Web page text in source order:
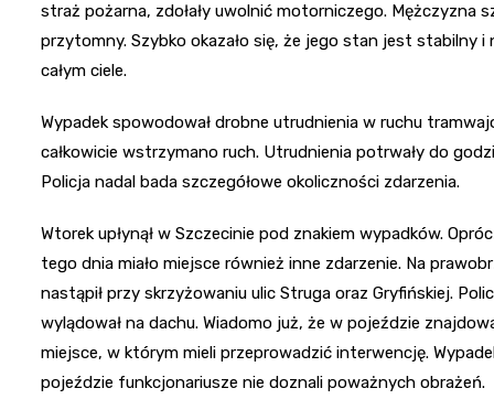
straż pożarna, zdołały uwolnić motorniczego. Mężczyzna
przytomny. Szybko okazało się, że jego stan jest stabilny i
całym ciele.
Wypadek spowodował drobne utrudnienia w ruchu
całkowicie wstrzymano ruch. Utrudnienia potrwały do
Policja nadal bada szczegółowe okoliczności zdarzenia.
Wtorek upłynął w Szczecinie pod znakiem wypadków.
tego dnia miało miejsce również inne zdarzenie. Na
nastąpił przy skrzyżowaniu ulic Struga oraz Gryfińskiej.
wylądował na dachu. Wiadomo już, że w pojeździe
miejsce, w którym mieli przeprowadzić interwencję.
pojeździe funkcjonariusze nie doznali poważnych obrażeń.